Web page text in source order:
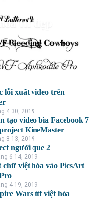
ttf đẹp
lỗi xuất video trên
4 30, 2019
tạo video bìa Facebook 7
KineMaster
8 13, 2019
người que 2
6 14, 2019
chữ việt hóa vào PicsArt
4 19, 2019
Wars ttf việt hóa